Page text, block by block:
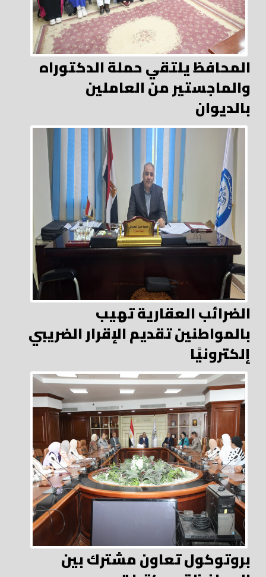
المحافظ يلتقي حملة الدكتوراه
والماجستير من العاملين
بالديوان
الضرائب العقارية تهيب
بالمواطنين تقديم الإقرار الضريبي
إلكترونيًا
بروتوكول تعاون مشترك بين